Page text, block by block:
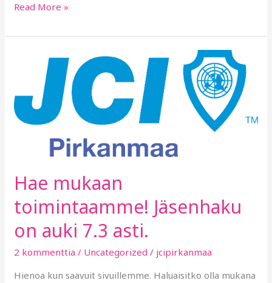
Read More »
Hae mukaan
toimintaamme! Jäsenhaku
on auki 7.3 asti.
2 kommenttia / Uncategorized / jcipirkanmaa
Hienoa kun saavuit sivuillemme. Haluaisitko olla mukana
mukaan
toimintaamme!
Jäsenhaku
on